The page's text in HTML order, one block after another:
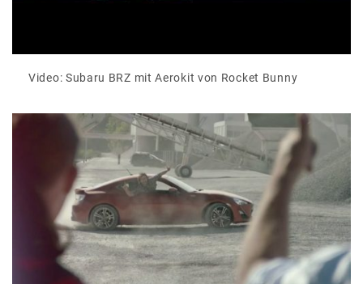
Video: Subaru BRZ mit Aerokit von Rocket Bunny